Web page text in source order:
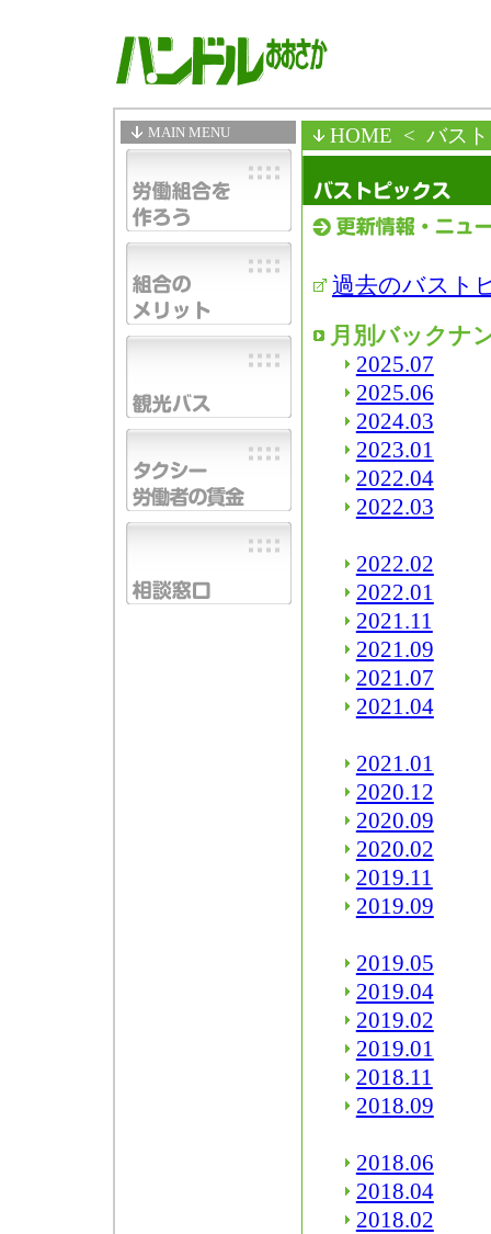
MAIN MENU HOME < バス
過去のバスト
月別バックナ
2025.07
2025.06
2024.03
2023.01
2022.04
2022.03
2022.02
2022.01
2021.11
2021.09
2021.07
2021.04
2021.01
2020.12
2020.09
2020.02
2019.11
2019.09
2019.05
2019.04
2019.02
2019.01
2018.11
2018.09
2018.06
2018.04
2018.02